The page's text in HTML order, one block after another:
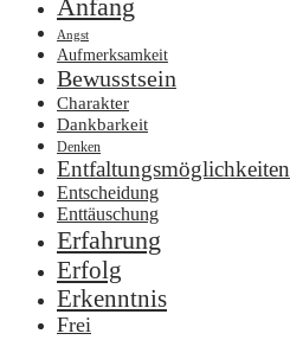
Anfang
Angst
Aufmerksamkeit
Bewusstsein
Charakter
Dankbarkeit
Denken
Entfaltungsmöglichkeiten
Entscheidung
Enttäuschung
Erfahrung
Erfolg
Erkenntnis
Frei